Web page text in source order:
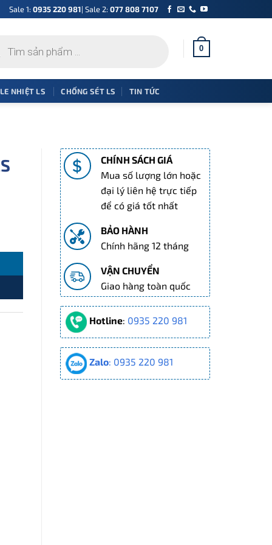
Sale 1: 0935 220 981| Sale 2: 077 808 7107
0
NHIỆT LS CHỐNG SÉT LS TIN TỨC
CHÍNH SÁCH GIÁ
Mua số lượng lớn hoặc
đại lý liên hệ trực tiếp
để có giá tốt nhất
BẢO HÀNH
Chính hãng 12 tháng
VẬN CHUYỂN
Giao hàng toàn quốc
Hotline: 0935 220 981
Zalo: 0935 220 981